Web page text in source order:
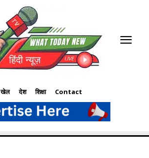
खेल देश शिक्षा Contact